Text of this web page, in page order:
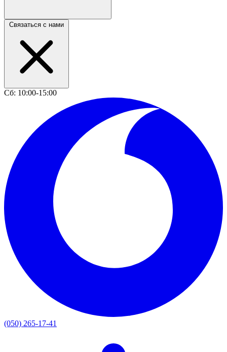
Связаться с нами
Сб: 10:00-15:00
(050) 265-17-41